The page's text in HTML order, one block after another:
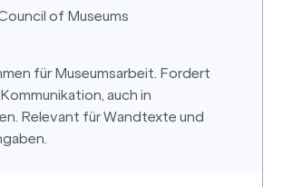
of Museums
für Museumsarbeit. Fordert
auch in
Relevant für Wandtexte und